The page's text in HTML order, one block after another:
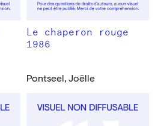
Le chaperon rouge
1986
Pontseel, Joëlle